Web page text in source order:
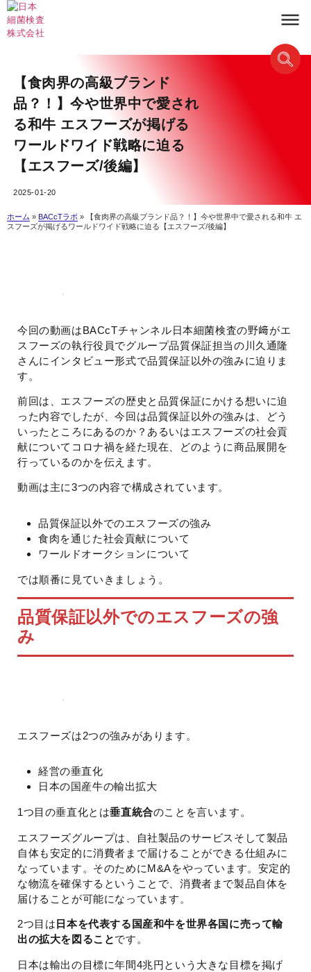
【食肉界の高級ブランド
品？！】今や世界中で愛され
る和牛 エスフーズが掲げる
ワールドワイド戦略に迫る
【エスフーズ/後編】
2025-01-20
ホーム » BACcTラボ »
【食肉界の高級ブランド品？！】今や世界中で愛される和牛 エ
スフーズが掲げるワールドワイド戦略に迫る【エスフーズ/後編】
今回の動画はBACcTチャンネル日本細菌検査の野﨑がエ
スフーズの執行役員でグループ品質保証担当の川久通隆
さんにインタビュー形式で品質保証以外の強みに迫りま
す。
前回は、エスフーズの歴史と品質保証にかける想いに迫
った内容でしたが、今回は品質保証以外の強みは、どう
いったところにあるのか？あるいはエスフーズの社会貢
献についてコロナ禍を経た現在、どのように商品展開を
行っているのかを伝えます。
動画は主に3つの内容で構成されています。
品質保証以外でのエスフーズの強み
食肉を通じた社会貢献について
ワールドオークションについて
では順番に見ていきましょう。
品質保証以外でのエスフーズの強
み
エスフーズは2つの強みがあります。
経営の垂直化
日本の国産牛の輸出拡大
1つ目の垂直化とは垂直統合のことを言います。
エスフーズグループは、自社製品のサービスそして製品
自体も安定的に消費者まで届けることができる仕組みに
なっています。そのためにM&Aをやっています。安定的
な物流を確保するということで、消費者まで製品自体を
届けることが可能になっています。
2つ目は 日本を代表する国産和牛を世界各国に売って輸
出の拡大を図ることです。
日本は輸出の目標に年間4兆円という大きな目標を掲げ